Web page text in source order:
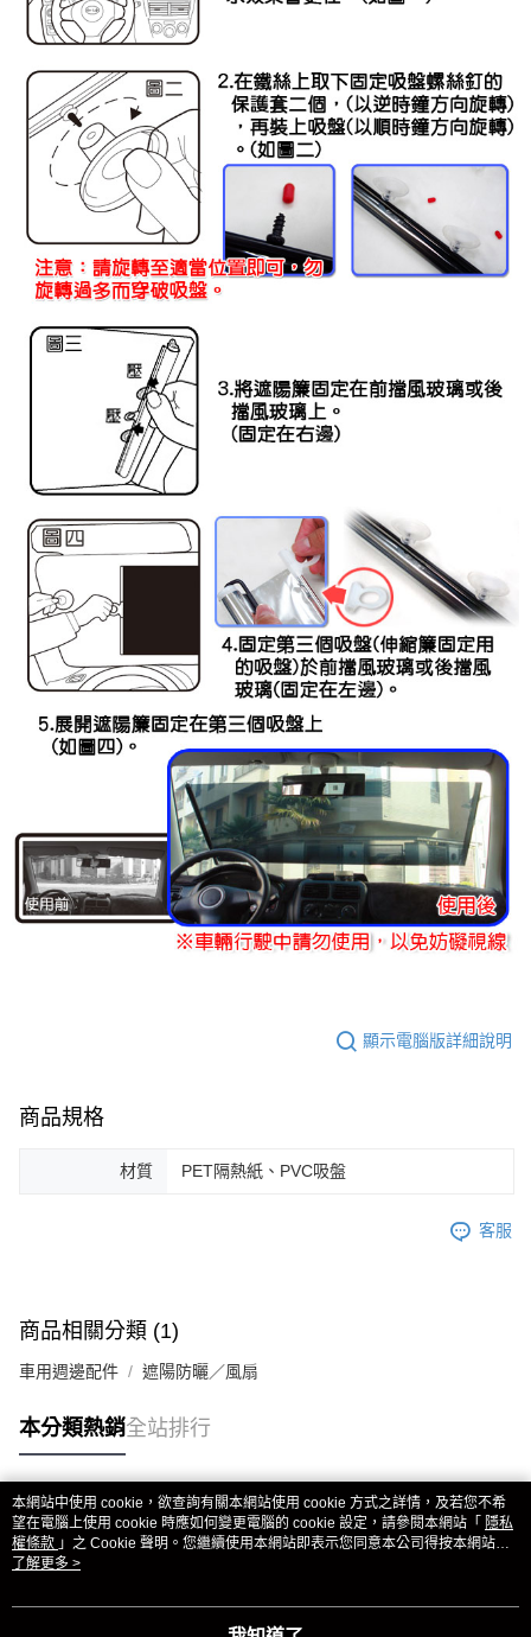
顯示電腦版詳細說明
商品規格
材質 PET隔熱紙、PVC吸盤
客服
商品相關分類 (1)
車用週邊配件 遮陽防曬／風扇
本分類熱銷全站排行
熱門標籤
本網站中使用 cookie，欲查詢有關本網站使用 cookie 方式之詳情，及若您不希
望在電腦上使用 cookie 時應如何變更電腦的 cookie 設定，請參閱本網站「 隱私
權條款 」之 Cookie 聲明。您繼續使用本網站即表示您同意本公司得按本網站使
用條款之 Cookie 聲明使用 cookie。
了解更多 >